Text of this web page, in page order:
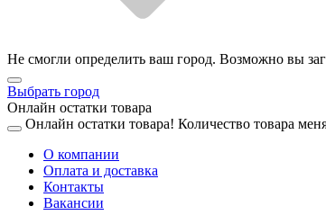
Не смогли определить ваш город. Возможно вы
Выбрать город
Онлайн остатки товара
Онлайн остатки товара! Количество товара
О компании
Оплата и доставка
Контакты
Вакансии